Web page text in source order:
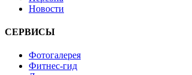
Новости
СЕРВИСЫ
Фотогалерея
Фитнес-гид